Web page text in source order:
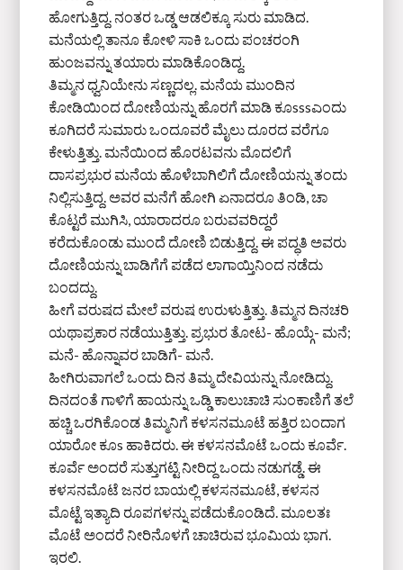
ಹೋಗುತ್ತಿದ್ದ. ನಂತರ ಒಡ್ಡ ಆಡಲಿಕ್ಕೂ ಸುರು ಮಾಡಿದ.
ಮನೆಯಲ್ಲಿ ತಾನೂ ಕೋಳಿ ಸಾಕಿ ಒಂದು ಪಂಚರಂಗಿ
ಹುಂಜವನ್ನು ತಯಾರು ಮಾಡಿಕೊಂಡಿದ್ದ.
ತಿಮ್ಮನ ಧ್ವನಿಯೇನು ಸಣ್ಣದಲ್ಲ. ಮನೆಯ ಮುಂದಿನ
ಕೋಡಿಯಿಂದ ದೋಣಿಯನ್ನು ಹೊರಗೆ ಮಾಡಿ ಕೂsssಎಂದು
ಕೂಗಿದರೆ ಸುಮಾರು ಒಂದೂವರೆ ಮೈಲು ದೂರದ ವರೆಗೂ
ಕೇಳುತ್ತಿತ್ತು. ಮನೆಯಿಂದ ಹೊರಟವನು ಮೊದಲಿಗೆ
ದಾಸಪ್ರಭುರ ಮನೆಯ ಹೊಳೆಬಾಗಿಲಿಗೆ ದೋಣಿಯನ್ನು ತಂದು
ನಿಲ್ಲಿಸುತ್ತಿದ್ದ. ಅವರ ಮನೆಗೆ ಹೋಗಿ ಏನಾದರೂ ತಿಂಡಿ, ಚಾ
ಕೊಟ್ಟರೆ ಮುಗಿಸಿ, ಯಾರಾದರೂ ಬರುವವರಿದ್ದರೆ
ಕರೆದುಕೊಂಡು ಮುಂದೆ ದೋಣಿ ಬಿಡುತ್ತಿದ್ದ. ಈ ಪದ್ಧತಿ ಅವರು
ದೋಣಿಯನ್ನು ಬಾಡಿಗೆಗೆ ಪಡೆದ ಲಾಗಾಯ್ತಿನಿಂದ ನಡೆದು
ಬಂದದ್ದು.
ಹೀಗೆ ವರುಷದ ಮೇಲೆ ವರುಷ ಉರುಳುತ್ತಿತ್ತು. ತಿಮ್ಮನ ದಿನಚರಿ
ಯಥಾಪ್ರಕಾರ ನಡೆಯುತ್ತಿತ್ತು. ಪ್ರಭುರ ತೋಟ- ಹೊಯ್ಗೆ- ಮನೆ;
ಮನೆ- ಹೊನ್ನಾವರ ಬಾಡಿಗೆ- ಮನೆ.
ಹೀಗಿರುವಾಗಲೆ ಒಂದು ದಿನ ತಿಮ್ಮ ದೇವಿಯನ್ನು ನೋಡಿದ್ದು.
ದಿನದಂತೆ ಗಾಳಿಗೆ ಹಾಯನ್ನು ಒಡ್ಡಿ ಕಾಲುಚಾಚಿ ಸುಂಕಾಣಿಗೆ ತಲೆ
ಹಚ್ಚಿ ಒರಗಿಕೊಂಡ ತಿಮ್ಮನಿಗೆ ಕಳಸನಮೂಟೆ ಹತ್ತಿರ ಬಂದಾಗ
ಯಾರೋ ಕೂs ಹಾಕಿದರು. ಈ ಕಳಸನಮೊಟೆ ಒಂದು ಕೂರ್ವೆ.
ಕೂರ್ವೆ ಅಂದರೆ ಸುತ್ತುಗಟ್ಟಿ ನೀರಿದ್ದ ಒಂದು ನಡುಗಡ್ಡೆ. ಈ
ಕಳಸನಮೊಟೆ ಜನರ ಬಾಯಲ್ಲಿ ಕಳಸನಮೂಟೆ, ಕಳಸನ
ಮೊಟ್ಟೆ ಇತ್ಯಾದಿ ರೂಪಗಳನ್ನು ಪಡೆದುಕೊಂಡಿದೆ. ಮೂಲತಃ
ಮೊಟೆ ಅಂದರೆ ನೀರಿನೊಳಗೆ ಚಾಚಿರುವ ಭೂಮಿಯ ಭಾಗ.
ಇರಲಿ.